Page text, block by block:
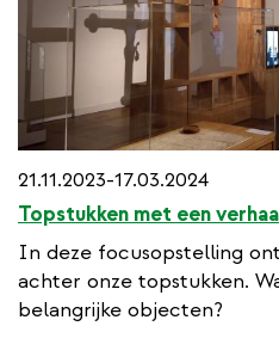
21.11.2023-17.03.2024
Topstukken met een
In deze focusopstelling
achter onze topstukken.
belangrijke objecten?